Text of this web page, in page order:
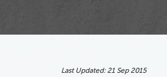
Last Updated:21 Sep 2015